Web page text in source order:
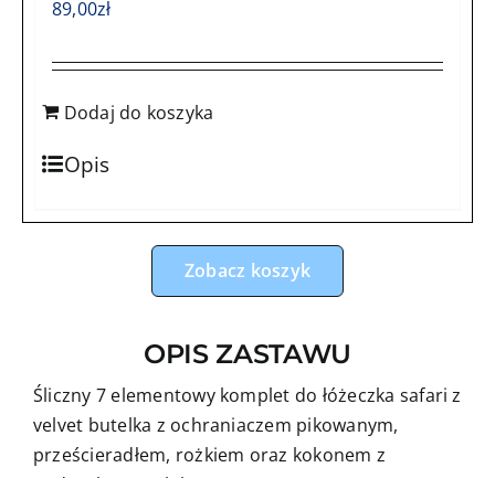
89,00zł
Dodaj do koszyka
Opis
Zobacz koszyk
OPIS ZASTAWU
Śliczny 7 elementowy komplet do łóżeczka safari z
velvet butelka z ochraniaczem pikowanym,
prześcieradłem, rożkiem oraz kokonem z